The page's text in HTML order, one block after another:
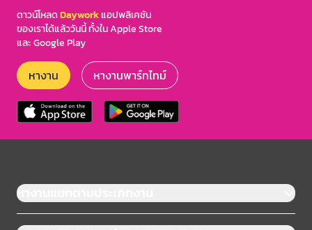
ดาวน์โหลดDayworkแอปพลิเคชัน
ของเราได้แล้ววันนี้ ทั้งใน Apple Store
และ Google Play
หางาน หางานพาร์ทไทม์
หางานแยกตามประเภทงาน